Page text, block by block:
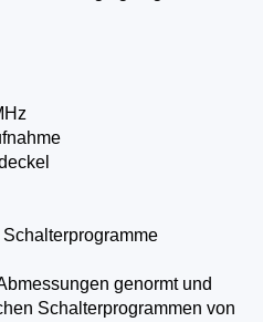
genormt und
Schalterprogrammen von